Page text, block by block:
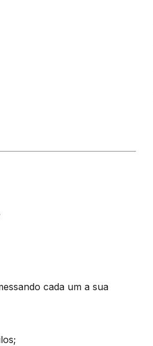
cada um a sua